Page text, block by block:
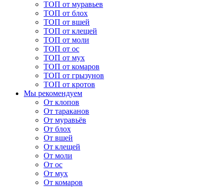
ТОП от муравьев
ТОП от блох
ТОП от вшей
ТОП от клещей
ТОП от моли
ТОП от ос
ТОП от мух
ТОП от комаров
ТОП от грызунов
ТОП от кротов
Мы рекомендуем
От клопов
От тараканов
От муравьёв
От блох
От вшей
От клещей
От моли
От ос
От мух
От комаров